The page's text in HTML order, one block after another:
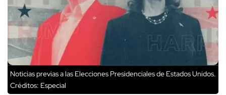
Noticias previas a las Elecciones Presidenciales de Estados Unidos.
Créditos: Especial